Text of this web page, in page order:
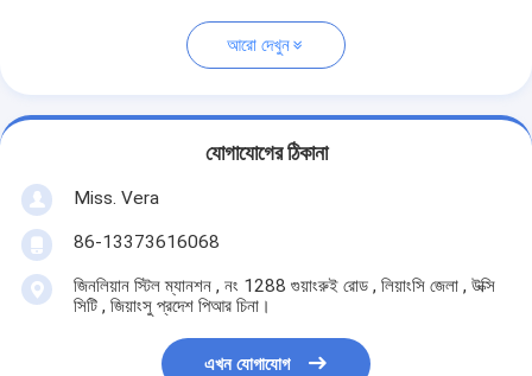
আরো দেখুন
যোগাযোগের ঠিকানা
Miss. Vera
86-13373616068
জিনলিয়ান স্টিল ম্যানশন , নং 1288 গুয়াংরুই রোড , লিয়াংসি জেলা , উক্সি
সিটি , জিয়াংসু প্রদেশ পিআর চিনা।
এখন যোগাযোগ